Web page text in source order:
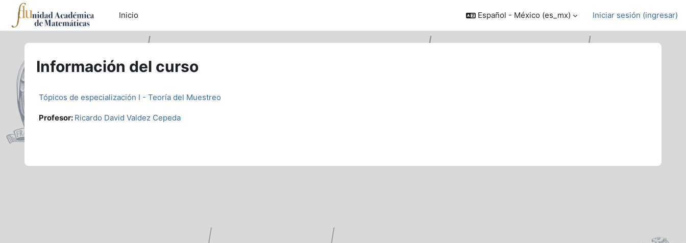
Saltar al contenido principal
Inicio
Español - México ‎(es_mx)‎ Iniciar sesión (ingresar)
Información del curso
Tópicos de especialización I - Teoría del Muestreo
Profesor: Ricardo David Valdez Cepeda